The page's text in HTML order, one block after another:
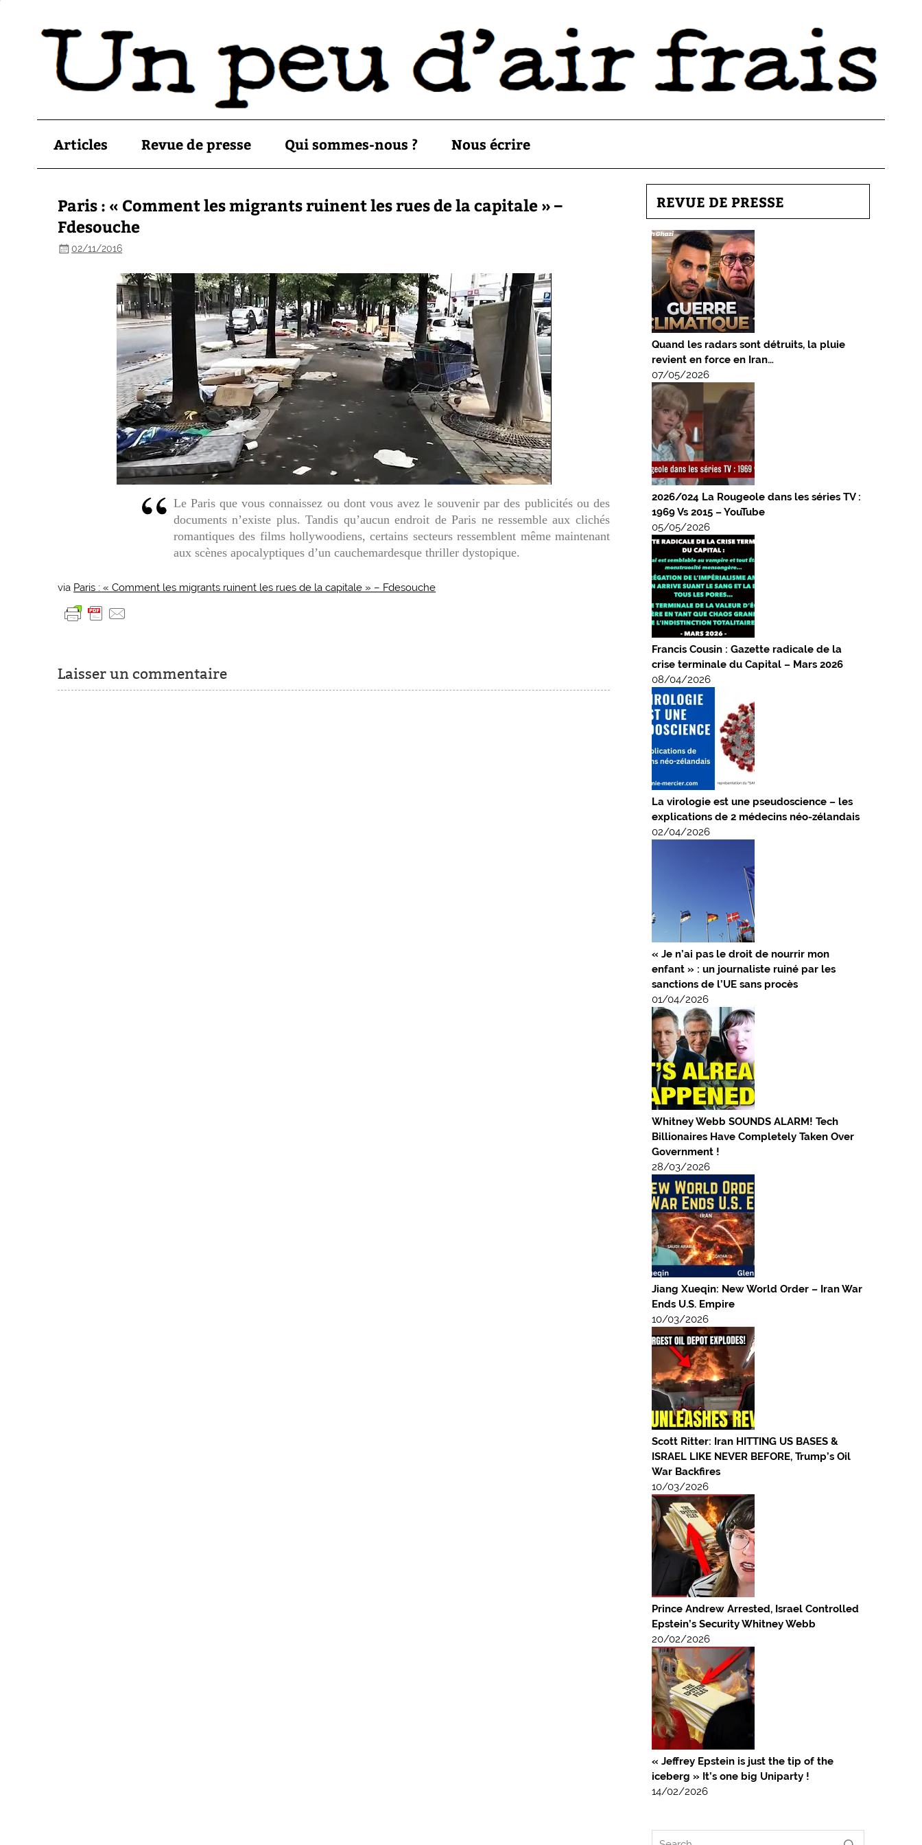
Articles Revue de presse Qui sommes-nous ? Nous écrire
Paris : « Comment les migrants ruinent les rues de la capitale » –
Fdesouche
02/11/2016
Le Paris que vous connaissez ou dont vous avez le souvenir par des publicités ou des
documents n’existe plus. Tandis qu’aucun endroit de Paris ne ressemble aux clichés
romantiques des films hollywoodiens, certains secteurs ressemblent même maintenant
aux scènes apocalyptiques d’un cauchemardesque thriller dystopique.
via Paris : « Comment les migrants ruinent les rues de la capitale » – Fdesouche
Laisser un commentaire
REVUE DE PRESSE
Quand les radars sont détruits, la pluie
revient en force en Iran…
07/05/2026
2026/024 La Rougeole dans les séries TV :
1969 Vs 2015 – YouTube
05/05/2026
Francis Cousin : Gazette radicale de la
crise terminale du Capital – Mars 2026
08/04/2026
La virologie est une pseudoscience – les
explications de 2 médecins néo-zélandais
02/04/2026
« Je n’ai pas le droit de nourrir mon
enfant » : un journaliste ruiné par les
sanctions de l’UE sans procès
01/04/2026
Whitney Webb SOUNDS ALARM! Tech
Billionaires Have Completely Taken Over
Government !
28/03/2026
Jiang Xueqin: New World Order – Iran War
Ends U.S. Empire
10/03/2026
Scott Ritter: Iran HITTING US BASES &
ISRAEL LIKE NEVER BEFORE, Trump’s Oil
War Backfires
10/03/2026
Prince Andrew Arrested, Israel Controlled
Epstein’s Security Whitney Webb
20/02/2026
« Jeffrey Epstein is just the tip of the
iceberg » It’s one big Uniparty !
14/02/2026